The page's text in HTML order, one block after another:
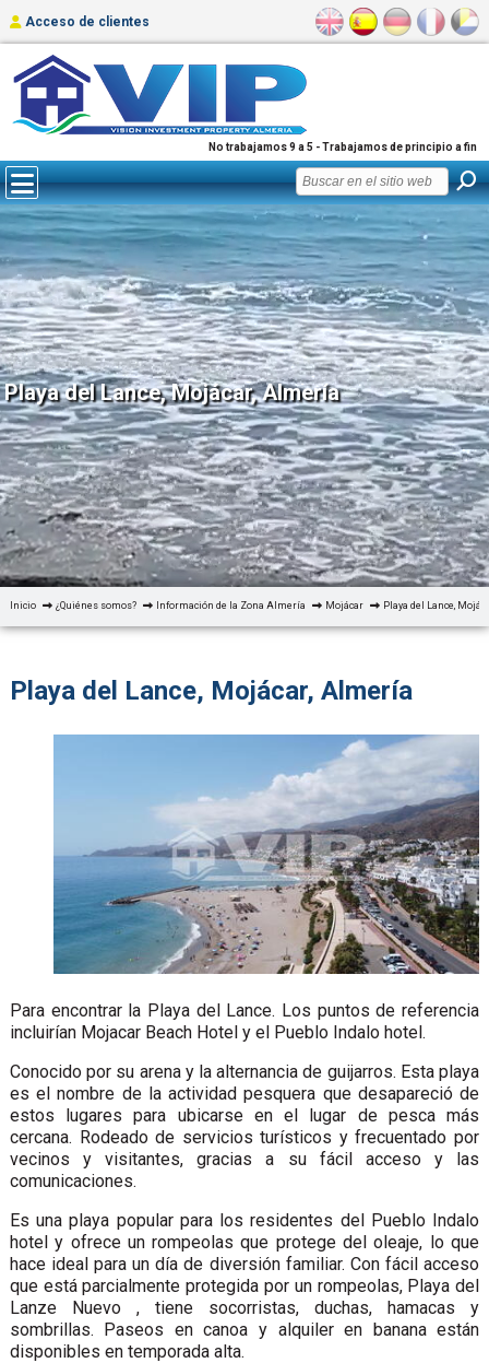
No trabajamos 9 a 5 - Trabajamos de principio a fin
Acceso de clientes
Playa del Lance, Mojácar, Almería
Inicio ¿Quiénes somos? Información de la Zona Almería Mojácar Playa del Lance,
Playa del Lance, Mojácar, Almería
Para encontrar la Playa del Lance. Los puntos de referencia
incluirían Mojacar Beach Hotel y el Pueblo Indalo hotel.
Conocido por su arena y la alternancia de guijarros. Esta playa
es el nombre de la actividad pesquera que desapareció de
estos lugares para ubicarse en el lugar de pesca más
cercana. Rodeado de servicios turísticos y frecuentado por
vecinos y visitantes, gracias a su fácil acceso y las
comunicaciones.
Es una playa popular para los residentes del Pueblo Indalo
hotel y ofrece un rompeolas que protege del oleaje, lo que
hace ideal para un día de diversión familiar. Con fácil acceso
que está parcialmente protegida por un rompeolas, Playa del
Lanze Nuevo , tiene socorristas, duchas, hamacas y
sombrillas. Paseos en canoa y alquiler en banana están
disponibles en temporada alta.